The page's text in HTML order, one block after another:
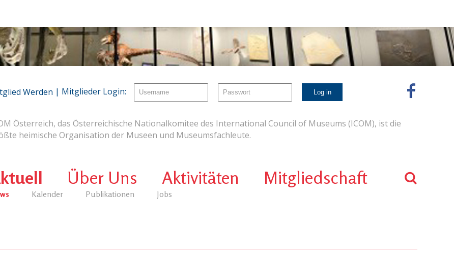
Österreich, das Österreichische Nationalkomitee des International Council of Museums (ICOM), ist die
heimische Organisation der Museen und Museumsfachleute.
Kalender Publikationen Jobs
Über Uns Aktivitäten Mitgliedschaft
Werden | Mitglieder Login: